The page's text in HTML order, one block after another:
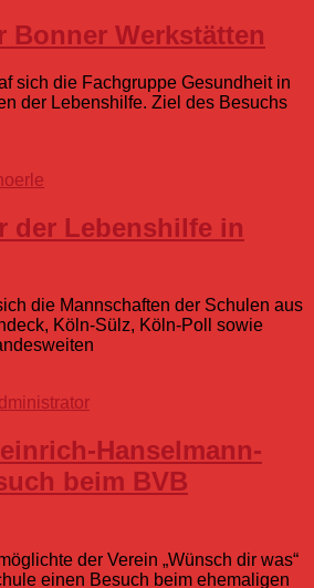
Bonner Werkstätten
sich die Fachgruppe Gesundheit in
der Lebenshilfe. Ziel des Besuchs
der Lebenshilfe in
die Mannschaften der Schulen aus
Köln-Sülz, Köln-Poll sowie
Hanselmann-
beim BVB
der Verein „Wünsch dir was“
einen Besuch beim ehemaligen